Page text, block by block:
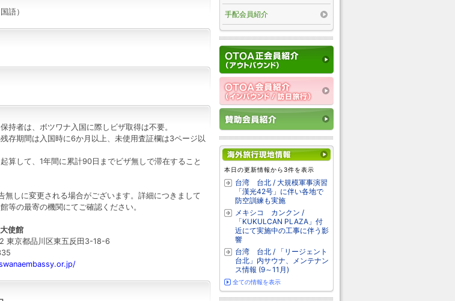
語）
持者は、ボツワナ入国に際しビザ取得は不要。
存期間は入国時に6か月以上、未使用査証欄は3ページ以
算して、1年間に累計90日までビザ無しで滞在すること
無しに変更される場合がございます。詳細につきまして
等の最寄の機関にてご確認ください。
使館
東京都品川区東五反田3-18-6
手配会員紹介
本日の更新情報から3件を表示
台湾 台北 / 大規模軍事演習
「漢光42号」に伴い各地で
防空訓練も実施
メキシコ カンクン /
「KUKULCAN PLAZA」付
近にて実施中の工事に伴う影
響
台湾 台北 / 「リージェント
台北」内サウナ、メンテナン
ス情報 (9～11月)
全ての情報を表示